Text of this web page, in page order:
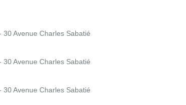
Avenue Charles Sabatié
Avenue Charles Sabatié
Avenue Charles Sabatié